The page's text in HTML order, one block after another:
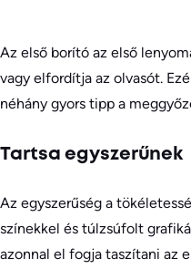
Az első borító az első
vagy elfordítja az olvasót.
néhány gyors tipp a
Tartsa egyszerűnek
Az egyszerűség a
színekkel és túlzsúfolt
azonnal el fogja taszítani az